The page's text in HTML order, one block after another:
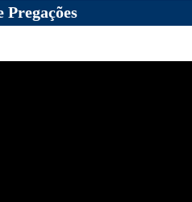
Pregações